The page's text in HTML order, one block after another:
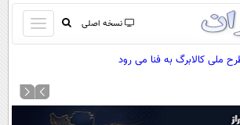
نسخه اصلی
باز
و
کردن
منو
صفحه اول
ملی کالابرگ به فنا می رود